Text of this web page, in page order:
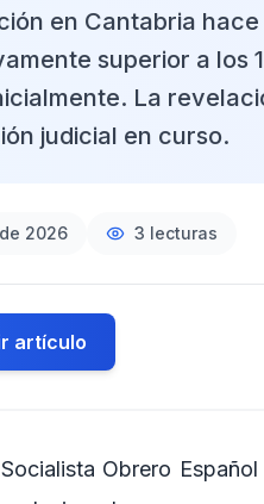
en Cantabria
superior a los
La
judicial en curso.
2026 3 lecturas
artículo
Obrero